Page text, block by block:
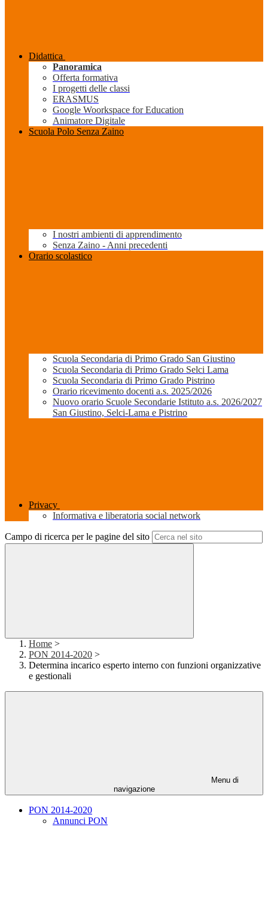
Didattica
Panoramica
Offerta formativa
I progetti delle classi
ERASMUS
Google Woorkspace for Education
Animatore Digitale
Scuola Polo Senza Zaino
I nostri ambienti di apprendimento
Senza Zaino - Anni precedenti
Orario scolastico
Scuola Secondaria di Primo Grado San Giustino
Scuola Secondaria di Primo Grado Selci Lama
Scuola Secondaria di Primo Grado Pistrino
Orario ricevimento docenti a.s. 2025/2026
Nuovo orario Scuole Secondarie Istituto a.s. 2026/2027
San Giustino, Selci-Lama e Pistrino
Privacy
Informativa e liberatoria social network
Campo di ricerca per le pagine del sito
Home >
PON 2014-2020 >
Determina incarico esperto interno con funzioni organizzative
e gestionali
Menu di
navigazione
PON 2014-2020
Annunci PON